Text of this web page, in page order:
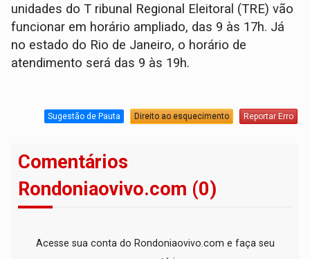
unidades do T ribunal Regional Eleitoral (TRE) vão
funcionar em horário ampliado, das 9 às 17h. Já
no estado do Rio de Janeiro, o horário de
atendimento será das 9 às 19h.
Sugestão de Pauta Direito ao esquecimento Reportar Erro
Comentários
Rondoniaovivo.com (0)
Acesse sua conta do Rondoniaovivo.com e faça seu